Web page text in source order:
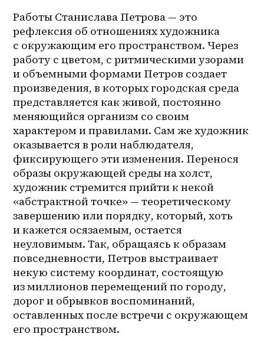
Работы Станислава Петрова — это
рефлексия об отношениях художника
с окружающим его пространством. Через
работу с цветом, с ритмическими узорами
и объемными формами Петров создает
произведения, в которых городская среда
представляется как живой, постоянно
меняющийся организм со своим
характером и правилами. Сам же художник
оказывается в роли наблюдателя,
фиксирующего эти изменения. Перенося
образы окружающей среды на холст,
художник стремится прийти к некой
«абстрактной точке» — теоретическому
завершению или порядку, который, хоть
и кажется осязаемым, остается
неуловимым. Так, обращаясь к образам
повседневности, Петров выстраивает
некую систему координат, состоящую
из миллионов перемещений по городу,
дорог и обрывков воспоминаний,
оставленных после встречи с окружающем
его пространством.